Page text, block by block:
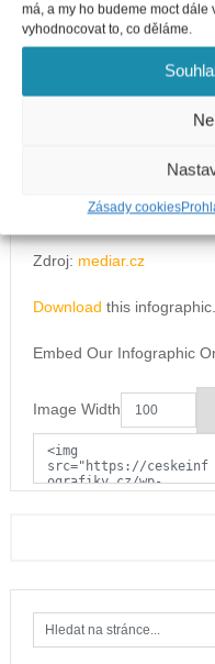
má, a my ho budeme moct dále
vyhodnocovat to, co děláme.
Zásady cookies
Zdroj: mediar.cz
Download this infographic.
Embed Our Infographic
Image Width